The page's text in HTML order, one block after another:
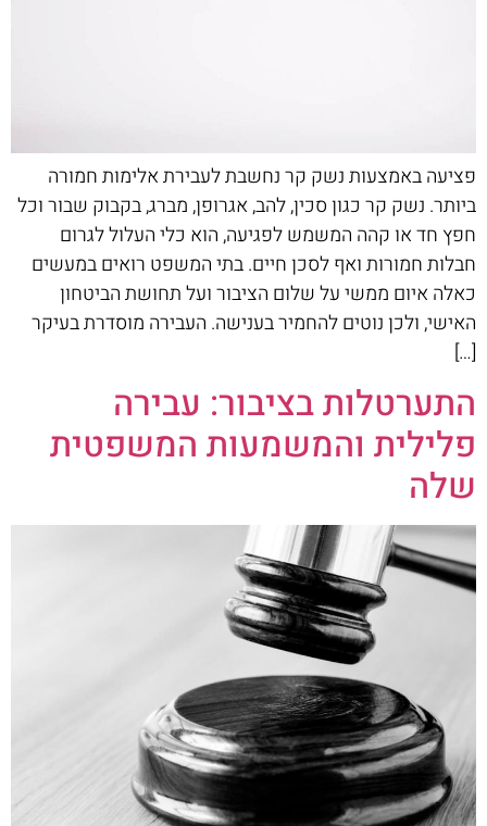
פציעה באמצעות נשק קר נחשבת לעבירת אלימות חמורה
ביותר. נשק קר כגון סכין, להב, אגרופן, מברג, בקבוק שבור וכל
חפץ חד או קהה המשמש לפגיעה, הוא כלי העלול לגרום
חבלות חמורות ואף לסכן חיים. בתי המשפט רואים במעשים
כאלה איום ממשי על שלום הציבור ועל תחושת הביטחון
האישי, ולכן נוטים להחמיר בענישה. העבירה מוסדרת בעיקר
[…]
התערטלות בציבור: עבירה
פלילית והמשמעות המשפטית
שלה